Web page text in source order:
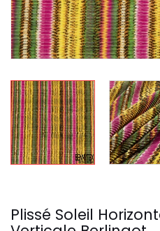
Plissé Soleil